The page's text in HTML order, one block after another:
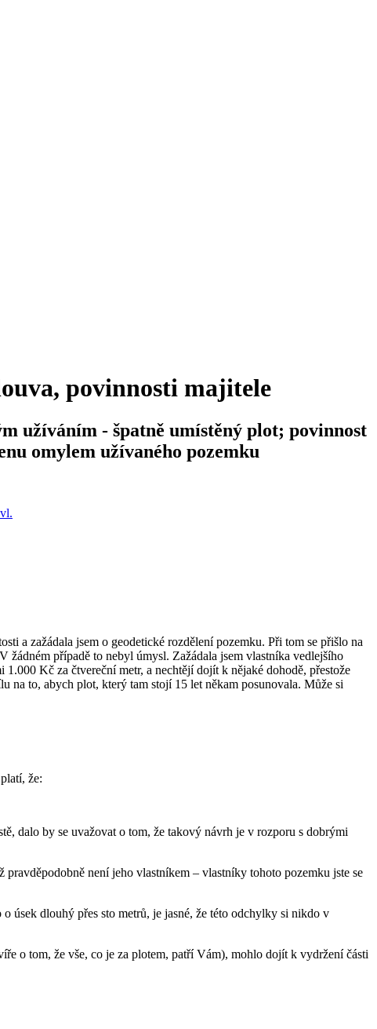
povinnosti majitele
užíváním - špatně umístěný plot; povinnost
omylem užívaného pozemku
a zažádala jsem o geodetické rozdělení pozemku. Při tom se přišlo na
žádném případě to nebyl úmysl. Zažádala jsem vlastníka vedlejšího
Kč za čtvereční metr, a nechtějí dojít k nějaké dohodě, přestože
na to, abych plot, který tam stojí 15 let někam posunovala. Může si
že:
dalo by se uvažovat o tom, že takový návrh je v rozporu s dobrými
není jeho vlastníkem – vlastníky tohoto pozemku jste se
úsek dlouhý přes sto metrů, je jasné, že této odchylky si nikdo v
o tom, že vše, co je za plotem, patří Vám), mohlo dojít k vydržení části